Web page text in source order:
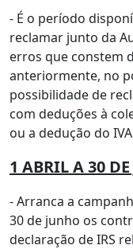
- É o período
reclamar junto da
erros que constem
anteriormente, no
possibilidade de
com deduções à
ou a dedução do
1 ABRIL A 30
- Arranca a
30 de junho os
declaração de IRS